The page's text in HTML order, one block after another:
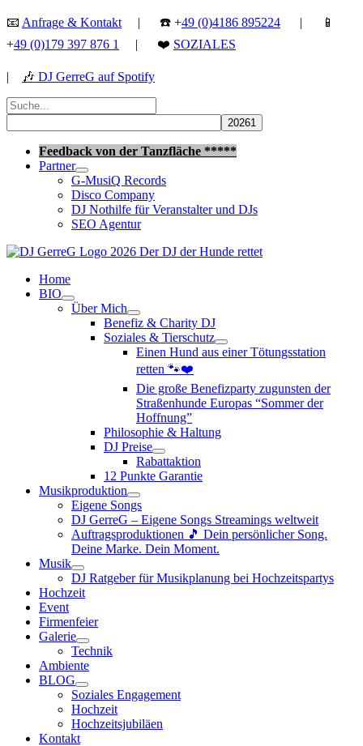
Zum
springen
📧 Anfrage & Kontakt | ☎️ +49 (0)4186 895224 | 📱
+49 (0)179 397 876 1 | ❤️ SOZIALES
| 🎶 DJ GerreG auf Spotify
Suchen
nach:
Feedback von der Tanzfläche *****
Partner
G-MusiQ Records
Disco Company
DJ Nothilfe für Veranstalter und DJs
SEO Agentur
Home
BIO
Über Mich
Benefiz & Charity DJ
Soziales & Tierschutz
Einen Hund aus einer Tötungsstation
retten 🐾❤️
Die große Benefizparty zugunsten der
Straßenhunde Europas “Sommer der
Hoffnung”
Philosophie & Haltung
DJ Preise
Rabattaktion
12 Punkte Garantie
Musikproduktion
Eigene Songs
DJ GerreG – Eigene Songs Streamings weltweit
Auftragsproduktionen 🎵 Dein persönlicher Song.
Deine Marke. Dein Moment.
Musik
DJ Ratgeber für Musikplanung bei Hochzeitspartys
Hochzeit
Event
Firmenfeier
Galerie
Technik
Ambiente
BLOG
Soziales Engagement
Hochzeit
Hochzeitsjubiläen
Kontakt